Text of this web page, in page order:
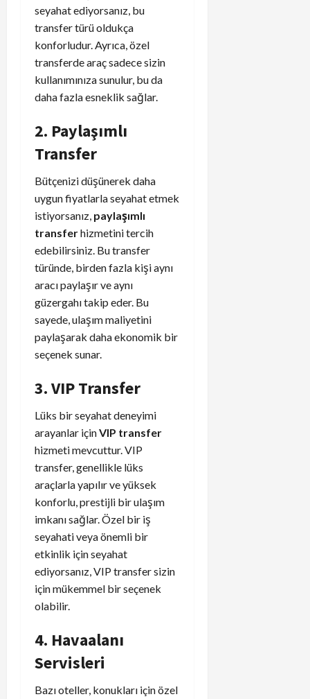
seyahat ediyorsanız, bu
transfer türü oldukça
konforludur. Ayrıca, özel
transferde araç sadece sizin
kullanımınıza sunulur, bu da
daha fazla esneklik sağlar.
2. Paylaşımlı
Transfer
Bütçenizi düşünerek daha
uygun fiyatlarla seyahat etmek
istiyorsanız, paylaşımlı
transferhizmetini tercih
edebilirsiniz. Bu transfer
türünde, birden fazla kişi aynı
aracı paylaşır ve aynı
güzergahı takip eder. Bu
sayede, ulaşım maliyetini
paylaşarak daha ekonomik bir
seçenek sunar.
3. VIP Transfer
Lüks bir seyahat deneyimi
arayanlar içinVIP transfer
hizmeti mevcuttur. VIP
transfer, genellikle lüks
araçlarla yapılır ve yüksek
konforlu, prestijli bir ulaşım
imkanı sağlar. Özel bir iş
seyahati veya önemli bir
etkinlik için seyahat
ediyorsanız, VIP transfer sizin
için mükemmel bir seçenek
olabilir.
4. Havaalanı
Servisleri
Bazı oteller, konukları için özel